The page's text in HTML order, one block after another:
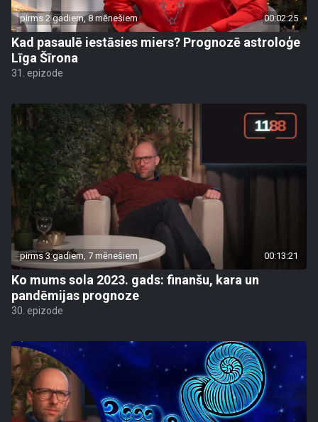
pirms 2 gadiem, 8 mēnešiem 00:02:25
Kad pasaulē iestāsies miers? Prognozē astroloģe
Līga Šīrona
31. epizode
pirms 3 gadiem, 7 mēnešiem 00:13:21
Ko mums sola 2023. gads: finanšu, kara un
pandēmijas prognoze
30. epizode